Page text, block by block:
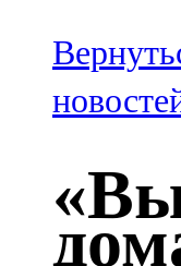
100,3 FM
Зәй
106,6
105,2